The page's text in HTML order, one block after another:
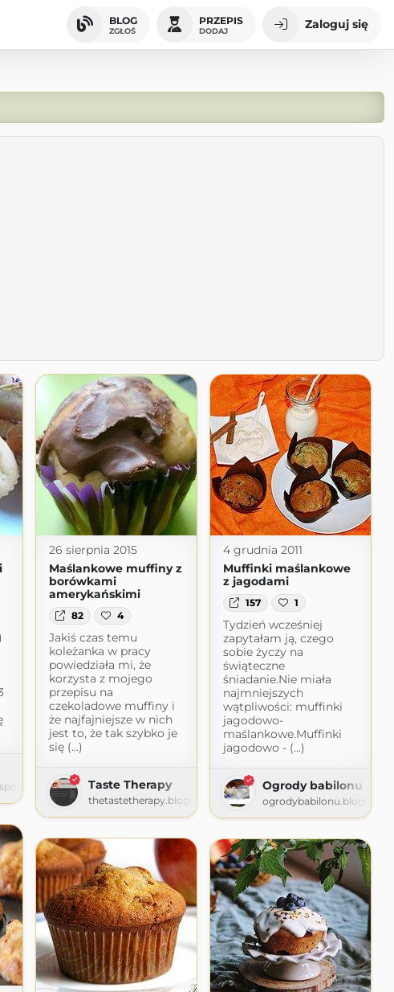
BLOG
ZGŁOŚ
PRZEPIS
DODAJ Zaloguj się
26 sierpnia 2015
Maślankowe muffiny z
borówkami
amerykańskimi
82 4
Jakiś czas temu
koleżanka w pracy
powiedziała mi, że
korzysta z mojego
przepisu na
czekoladowe muffiny i
że najfajniejsze w nich
jest to, że tak szybko je
się (...)
Taste Therapy
thetastetherapy.blogspot.com
4 grudnia 2011
Muffinki maślankowe
z jagodami
157 1
Tydzień wcześniej
zapytałam ją, czego
sobie życzy na
świąteczne
śniadanie.Nie miała
najmniejszych
wątpliwości: muffinki
jagodowo-
maślankowe.Muffinki
jagodowo - (...)
Ogrody babilonu